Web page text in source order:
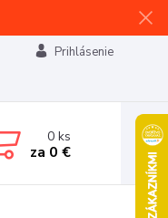
Prihlásenie
0ks
za 0 €